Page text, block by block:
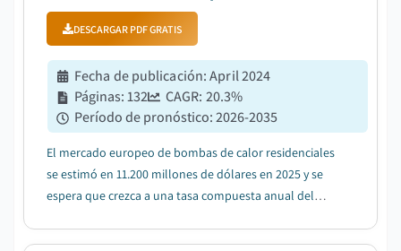
DESCARGAR PDF GRATIS
Fecha de publicación:April 2024
Páginas:132 CAGR: 20.3%
Período de pronóstico:2026-2035
El mercado europeo de bombas de calor residenciales
se estimó en 11.200 millones de dólares en 2025 y se
espera que crezca a una tasa compuesta anual del